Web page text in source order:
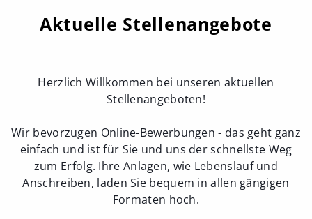
Aktuelle Stellenangebote
Herzlich Willkommen bei unseren aktuellen
Stellenangeboten!
Wir bevorzugen Online-Bewerbungen - das geht ganz
einfach und ist für Sie und uns der schnellste Weg
zum Erfolg. Ihre Anlagen, wie Lebenslauf und
Anschreiben, laden Sie bequem in allen gängigen
Formaten hoch.